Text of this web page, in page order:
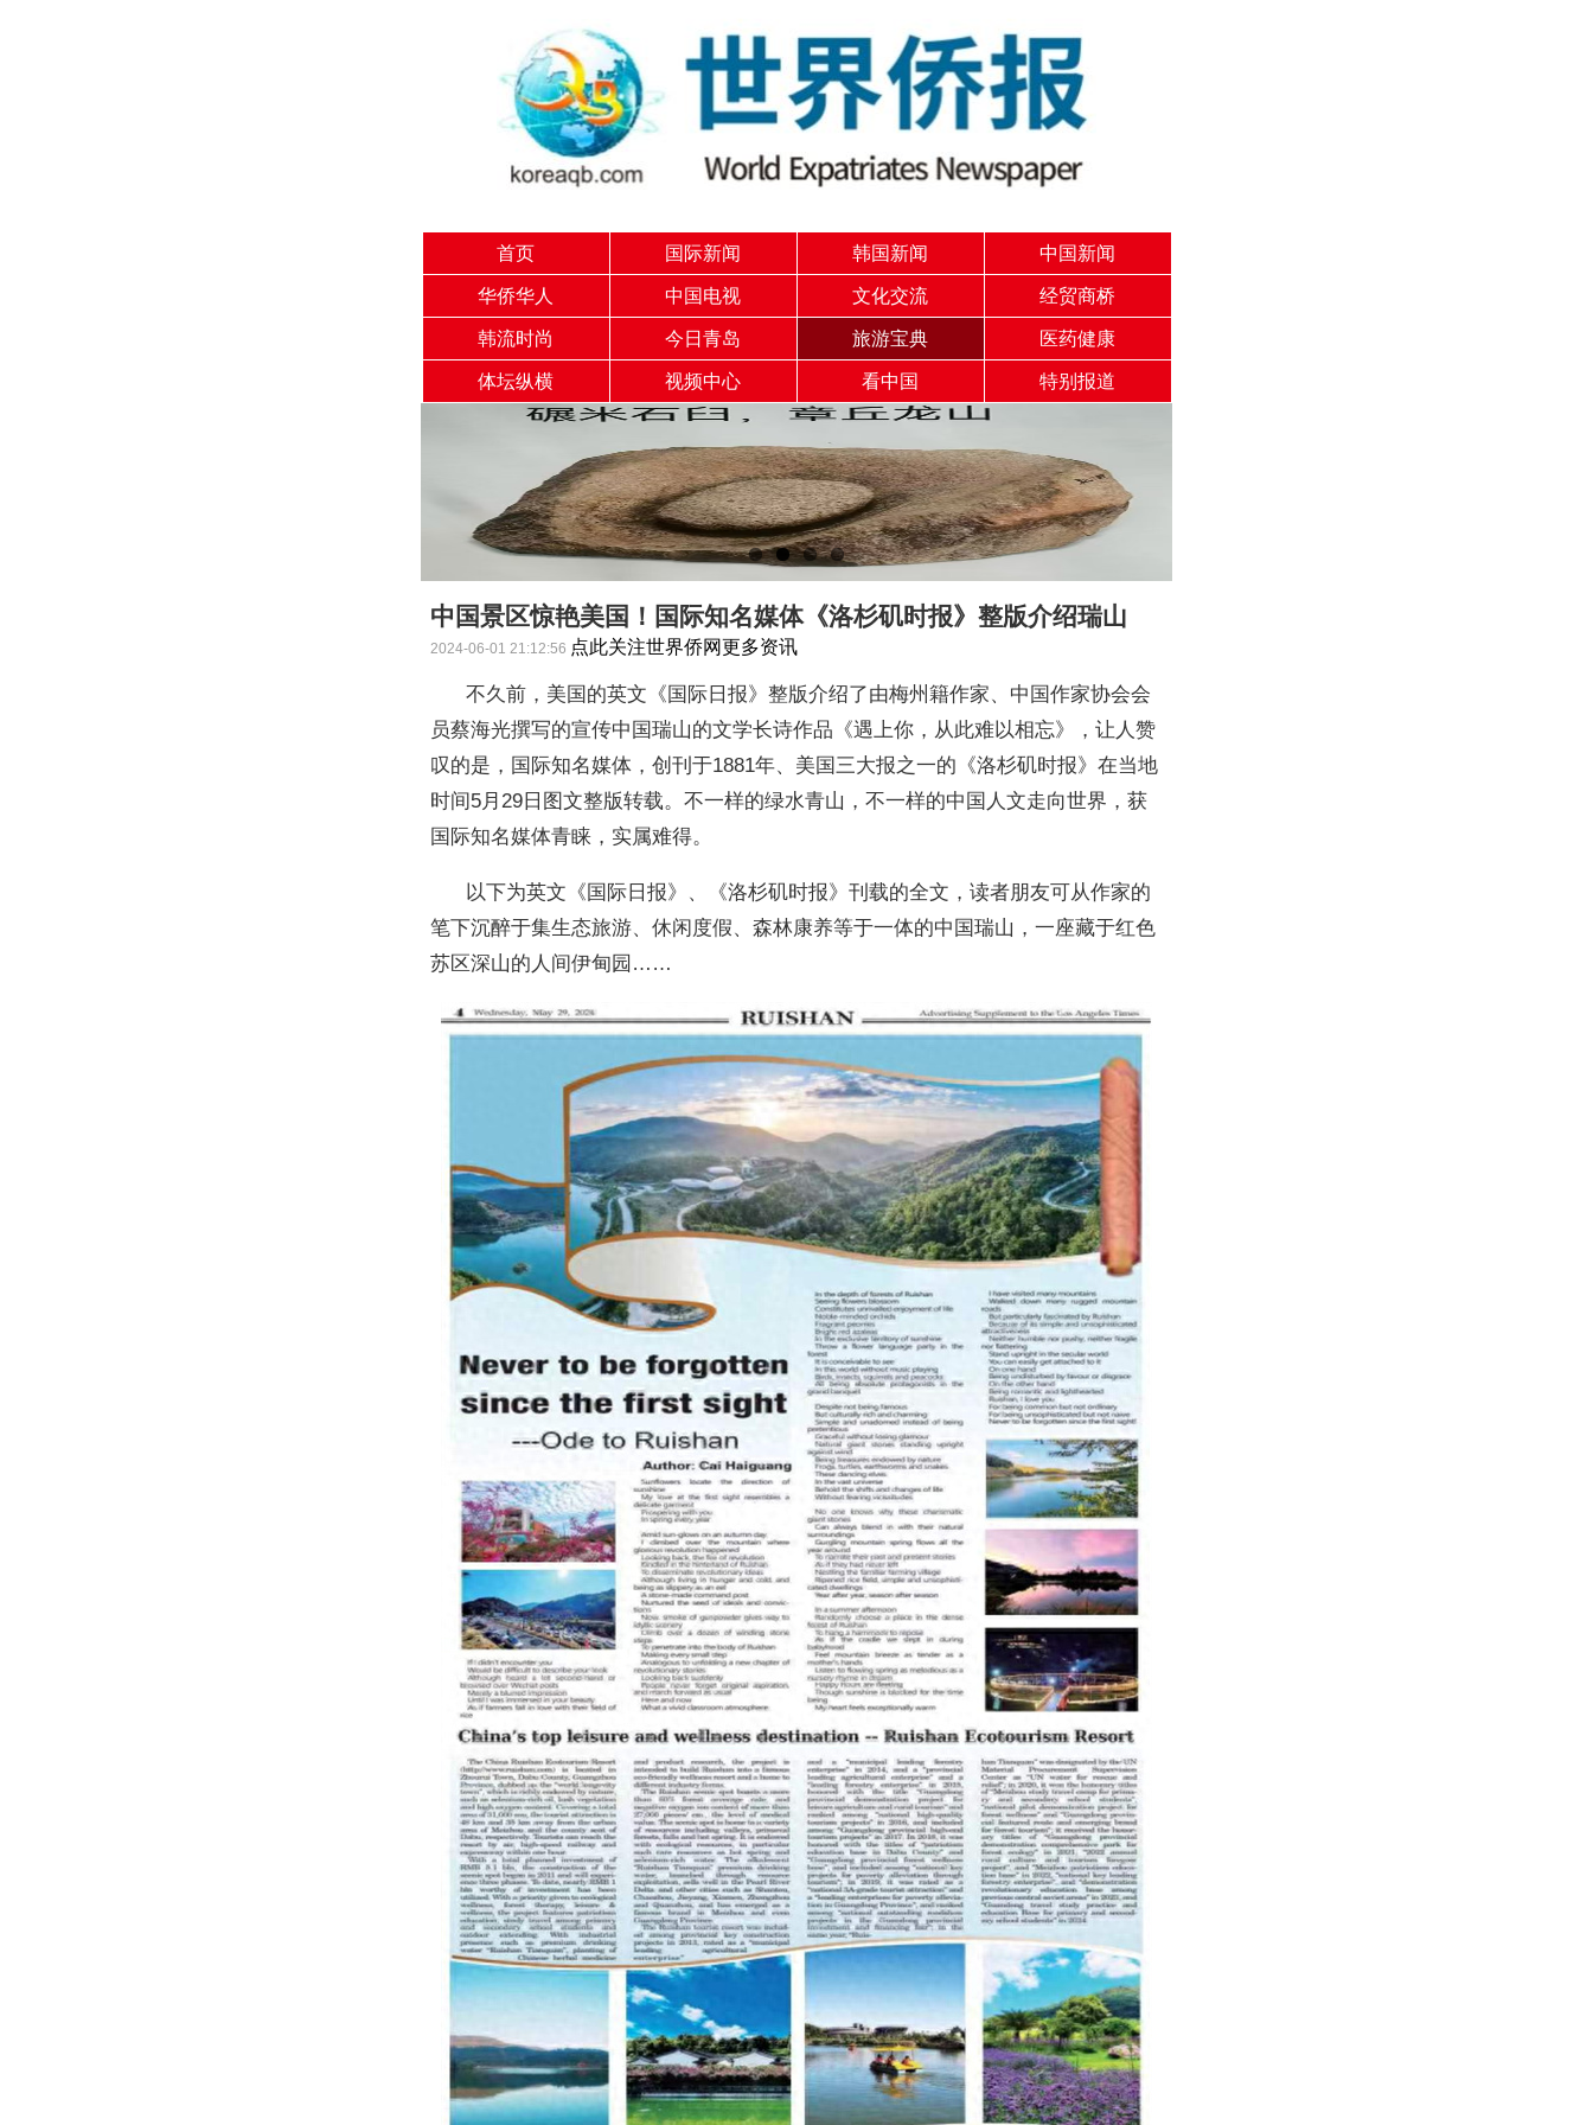
首页 国际新闻 韩国新闻 中国新闻
华侨华人 中国电视 文化交流 经贸商桥
韩流时尚 今日青岛 旅游宝典 医药健康
体坛纵横 视频中心 看中国 特别报道
中国景区惊艳美国！国际知名媒体《洛杉矶时报》整版介绍瑞山
2024-06-01 21:12:56 点此关注世界侨网更多资讯
不久前，美国的英文《国际日报》整版介绍了由梅州籍作家、中国作家协会会
员蔡海光撰写的宣传中国瑞山的文学长诗作品《遇上你，从此难以相忘》，让人赞
叹的是，国际知名媒体，创刊于1881年、美国三大报之一的《洛杉矶时报》在当地
时间5月29日图文整版转载。不一样的绿水青山，不一样的中国人文走向世界，获
国际知名媒体青睐，实属难得。
以下为英文《国际日报》、《洛杉矶时报》刊载的全文，读者朋友可从作家的
笔下沉醉于集生态旅游、休闲度假、森林康养等于一体的中国瑞山，一座藏于红色
苏区深山的人间伊甸园……